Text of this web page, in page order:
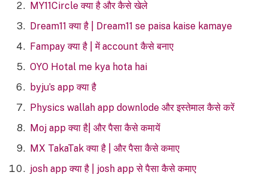
MY11Circle क्या है और कैसे खेले
Dream11 क्या है | Dream11 se paisa kaise kamaye
Fampay क्या है | में account कैसे बनाए
OYO Hotal me kya hota hai
byju’s app क्या है
Physics wallah app downlode और इस्तेमाल कैसे करें
Moj app क्या है| और पैसा कैसे कमायें
MX TakaTak क्या है | और पैसा कैसे कमाए
josh app क्या है | josh app से पैसा कैसे कमाए